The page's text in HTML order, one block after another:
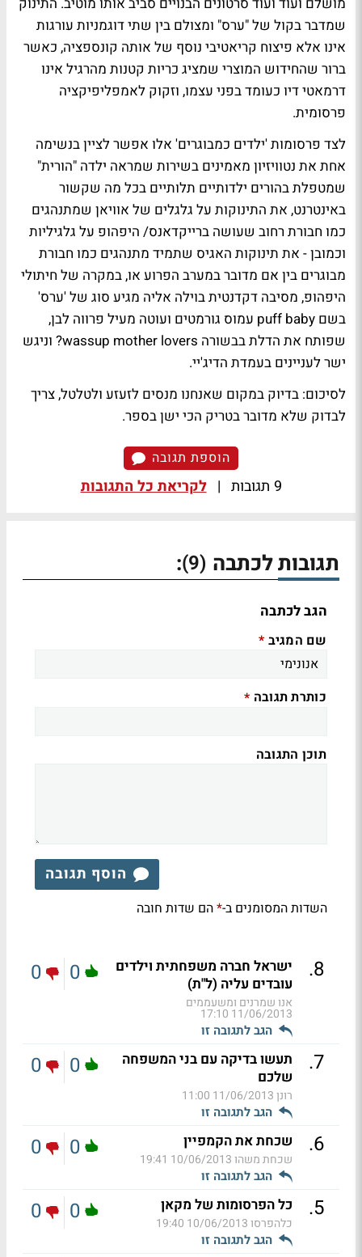
שמדבר בקול של "ערס" ומצולם בין שתי דוגמניות עורגות
אינו אלא פיצוח קריאטיבי נוסף של אותה קונספציה, כאשר
ברור שהחידוש המוצרי שמציג כריות קטנות מהרגיל אינו
דרמאטי דיו כעומד בפני עצמו, וזקוק לאמפליפיקציה
פרסומית.
לצד פרסומות 'ילדים כמבוגרים' אלו אפשר לציין בנשימה
אחת את נטוויזיון מאמינים בשירות שמראה ילדה "הורית"
שמטפלת בהורים ילדותיים תלותיים בכל מה שקשור
באינטרנט, את התינוקות על גלגלים של אוויאן שמתנהגים
כמו חבורת רחוב שעושה ברייקדאנס/ היפהופ על גלגיליות
וכמובן - את תינוקות האגיס שתמיד מתנהגים כמו חבורת
מבוגרים בין אם מדובר במערב הפרוע או, במקרה של חיתולי
היפהופ, מסיבה דקדנטית בוילה אליה מגיע סוג של 'ערס'
בשם puff baby עמוס גורמטים ועוטה מעיל פרווה לבן,
שפותח את הדלת בבשורה wassup mother lovers? וניגש
ישר לעניינים בעמדת הדיג'יי.
לסיכום: בדיוק במקום שאנחנו מנסים לזעזע ולטלטל, צריך
לבדוק שלא מדובר בטריק הכי ישן בספר.
הוספת תגובה
9 תגובות | לקריאת כל התגובות
תגובות לכתבה (9)
:
הגב לכתבה
שם המגיב *
כותרת תגובה *
תוכן התגובה
הוסף תגובה
השדות המסומנים ב-*הם שדות חובה
8
.
ישראל חברה משפחתית וילדים
עובדים עליה (ל"ת)
אנו שמרנים ומשעממים
11/06/2013 17:10
הגב לתגובה זו
0
0
7
.
תעשו בדיקה עם בני המשפחה
שלכם
רונן11/06/2013 11:00
הגב לתגובה זו
0
0
6
. שכחת את הקמפיין
שכחת משהו10/06/2013 19:41
הגב לתגובה זו
0
0
5
. כל הפרסומות של מקאן
כלהפרסו10/06/2013 19:40
הגב לתגובה זו
0
0